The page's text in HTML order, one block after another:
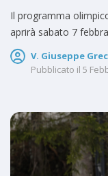
Il programma
aprirà sabato 7
V. Giuseppe
Pubblicato il 5